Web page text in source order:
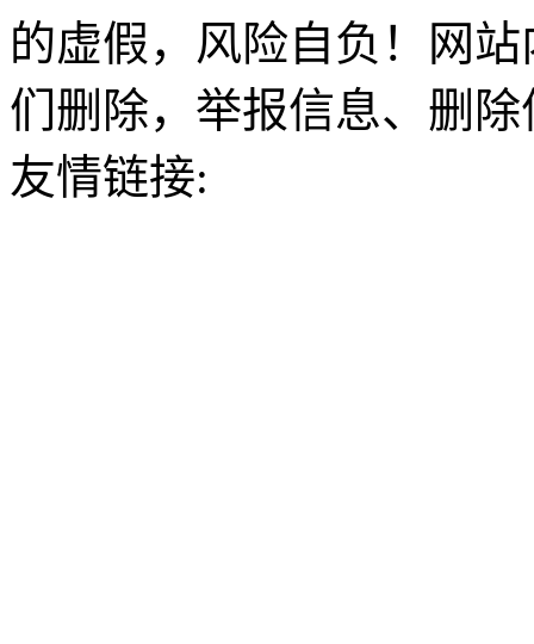
的虚假，风险自负！网
们删除，举报信息、删
友情链接: